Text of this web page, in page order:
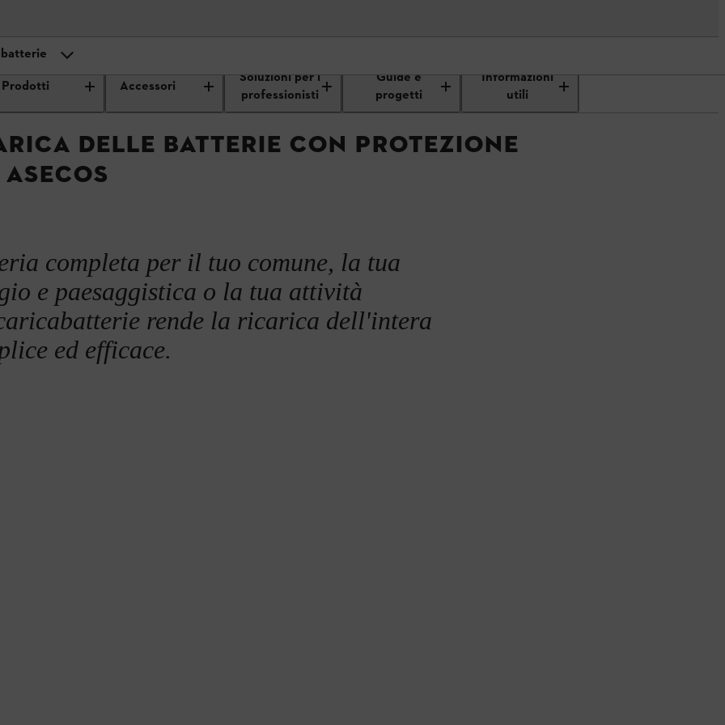
Prodotti Accessori
Soluzioni per i
professionisti
Guide e
progetti
Informazioni
utili
professionisti
ai professionisti
antincendio di asecos
DELLE BATTERIE CON PROTEZIONE
completa per il tuo comune, la tua
e paesaggistica o la tua attività
rende la ricarica dell'intera
ed efficace.
asecos